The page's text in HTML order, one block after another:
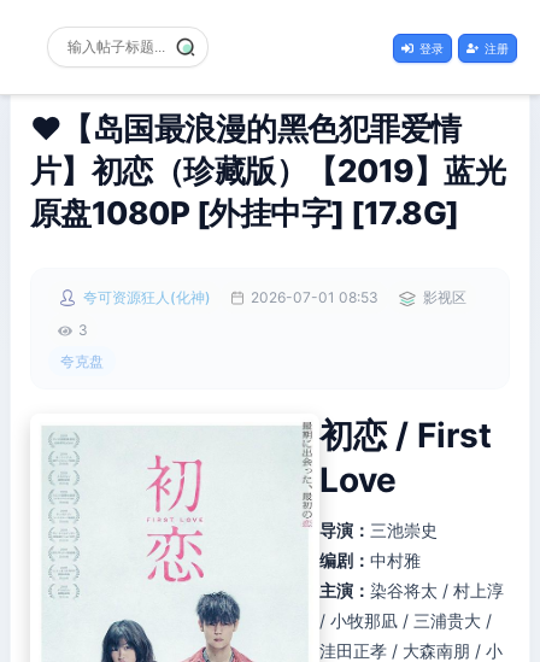
登录 注册
❤️【岛国最浪漫的黑色犯罪爱情
片】初恋（珍藏版）【2019】蓝光
原盘1080P [外挂中字] [17.8G]
夸可资源狂人(化神) 2026-07-01 08:53
影视区
3
夸克盘
初恋 / First
Love
导演： 三池崇史
编剧： 中村雅
主演： 染谷将太 / 村上淳
/ 小牧那凪 / 三浦贵大 /
洼田正孝 / 大森南朋 / 小